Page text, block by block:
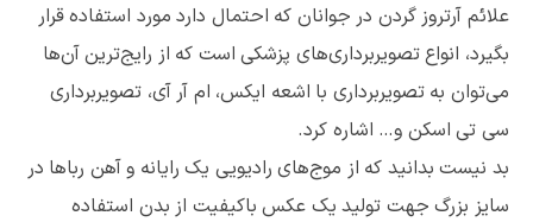
علائم آرتروز گردن در جوانان که احتمال دارد مورد استفاده قرار
بگیرد، انواع تصویربرداری‌های پزشکی است که از رایج‌ترین آن‌ها
می‌توان به تصویربرداری با اشعه ایکس، ام آر آی، تصویربرداری
سی تی اسکن و… اشاره کرد.
بد نیست بدانید که از موج‌های رادیویی یک رایانه و آهن رباها در
سایز بزرگ جهت تولید یک عکس باکیفیت از بدن استفاده